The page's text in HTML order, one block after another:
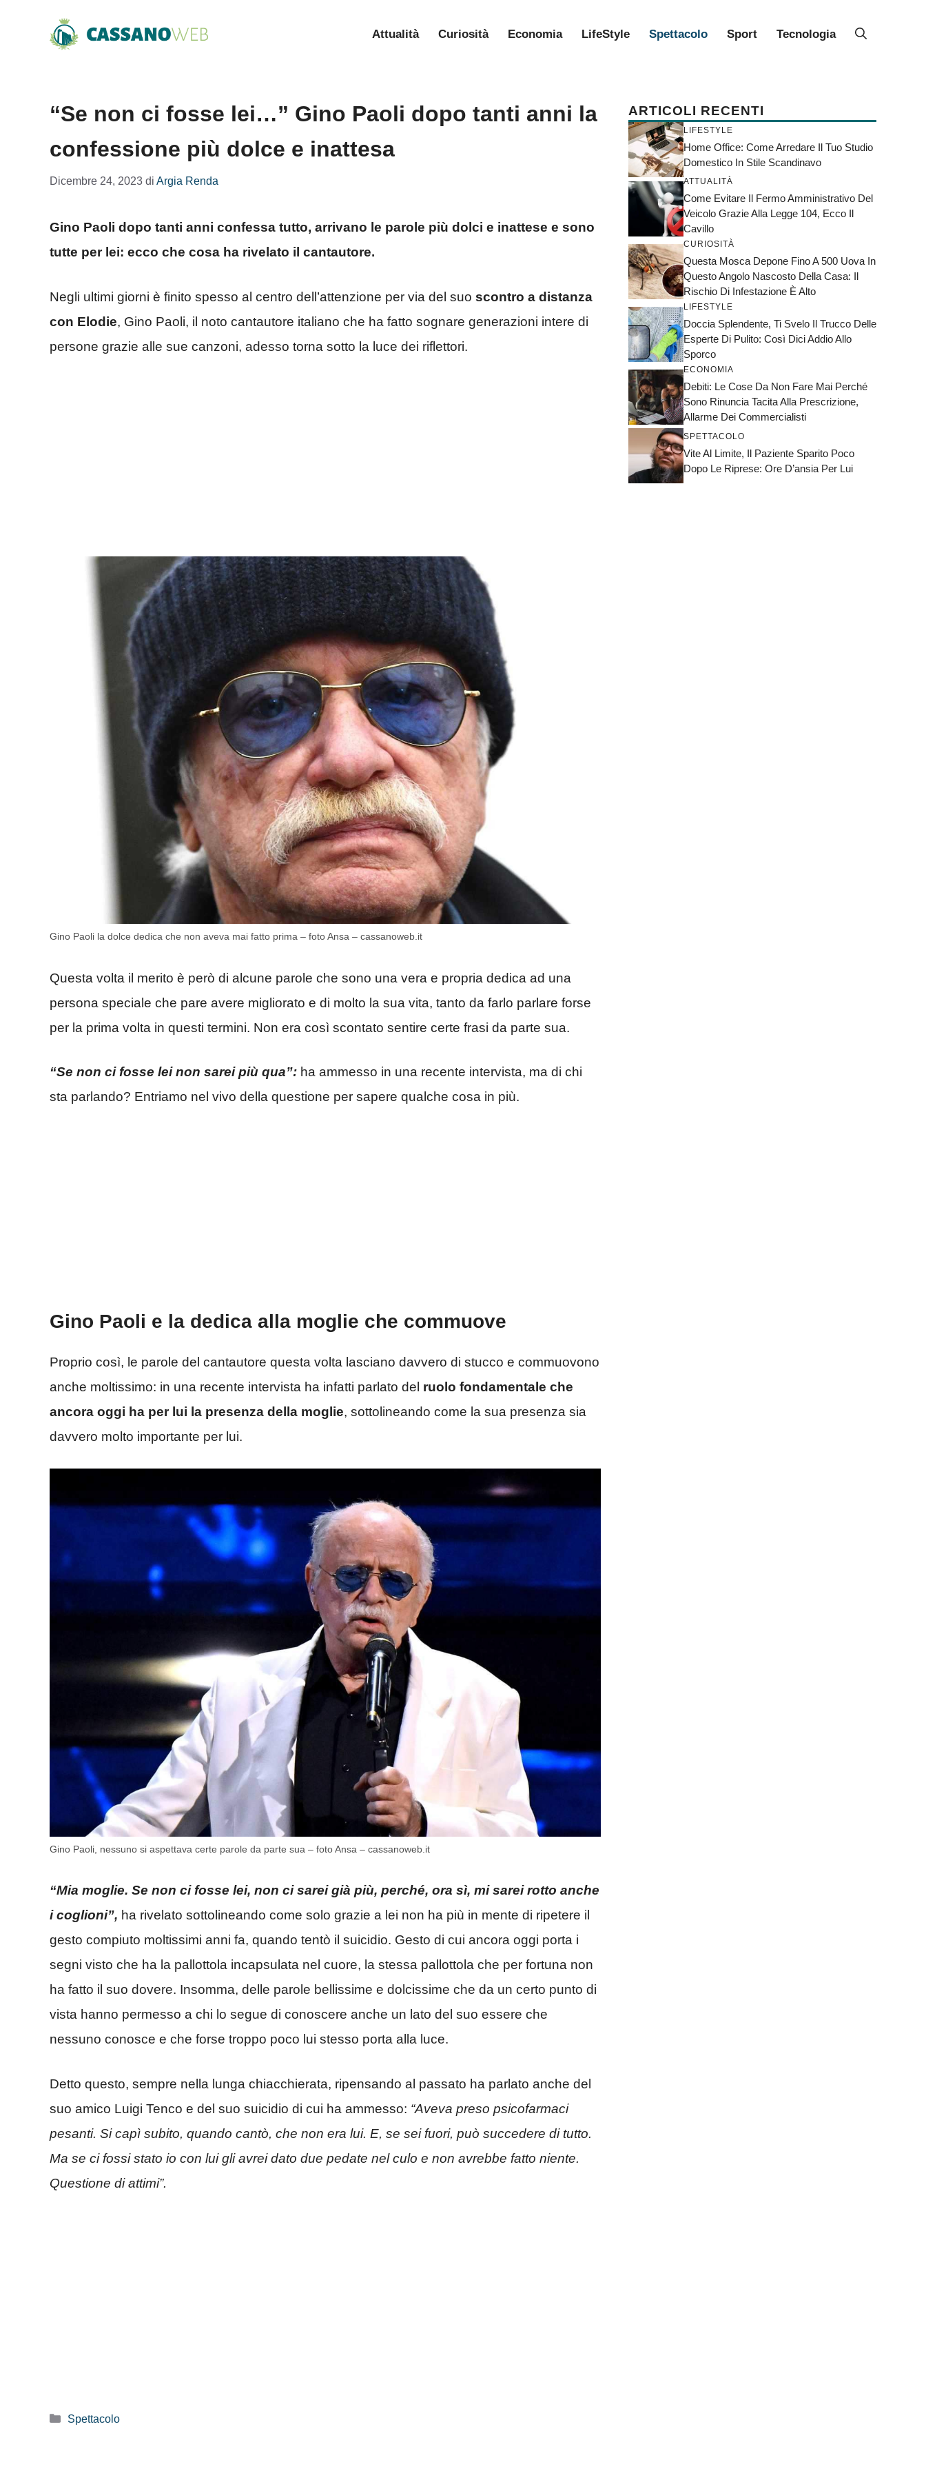
Attualità Curiosità Economia LifeStyle Spettacolo Sport Tecnologia
“Se non ci fosse lei…” Gino Paoli dopo tanti anni la
confessione più dolce e inattesa
Dicembre 24, 2023 di Argia Renda
Gino Paoli dopo tanti anni confessa tutto, arrivano le parole più dolci e inattese e sono
tutte per lei: ecco che cosa ha rivelato il cantautore.
Negli ultimi giorni è finito spesso al centro dell’attenzione per via del suo scontro a distanza
con Elodie, Gino Paoli, il noto cantautore italiano che ha fatto sognare generazioni intere di
persone grazie alle sue canzoni, adesso torna sotto la luce dei riflettori.
Gino Paoli la dolce dedica che non aveva mai fatto prima – foto Ansa – cassanoweb.it
Questa volta il merito è però di alcune parole che sono una vera e propria dedica ad una
persona speciale che pare avere migliorato e di molto la sua vita, tanto da farlo parlare forse
per la prima volta in questi termini. Non era così scontato sentire certe frasi da parte sua.
“Se non ci fosse lei non sarei più qua”: ha ammesso in una recente intervista, ma di chi
sta parlando? Entriamo nel vivo della questione per sapere qualche cosa in più.
Gino Paoli e la dedica alla moglie che commuove
Proprio così, le parole del cantautore questa volta lasciano davvero di stucco e commuovono
anche moltissimo: in una recente intervista ha infatti parlato del ruolo fondamentale che
ancora oggi ha per lui la presenza della moglie, sottolineando come la sua presenza sia
davvero molto importante per lui.
Gino Paoli, nessuno si aspettava certe parole da parte sua – foto Ansa – cassanoweb.it
“Mia moglie. Se non ci fosse lei, non ci sarei già più, perché, ora sì, mi sarei rotto anche
i coglioni”, ha rivelato sottolineando come solo grazie a lei non ha più in mente di ripetere il
gesto compiuto moltissimi anni fa, quando tentò il suicidio. Gesto di cui ancora oggi porta i
segni visto che ha la pallottola incapsulata nel cuore, la stessa pallottola che per fortuna non
ha fatto il suo dovere. Insomma, delle parole bellissime e dolcissime che da un certo punto di
vista hanno permesso a chi lo segue di conoscere anche un lato del suo essere che
nessuno conosce e che forse troppo poco lui stesso porta alla luce.
Detto questo, sempre nella lunga chiacchierata, ripensando al passato ha parlato anche del
suo amico Luigi Tenco e del suo suicidio di cui ha ammesso: “Aveva preso psicofarmaci
pesanti. Si capì subito, quando cantò, che non era lui. E, se sei fuori, può succedere di tutto.
Ma se ci fossi stato io con lui gli avrei dato due pedate nel culo e non avrebbe fatto niente.
Questione di attimi”.
Categorie
Spettacolo
ARTICOLI RECENTI
LIFESTYLE
Home Office: Come Arredare Il Tuo Studio
Domestico In Stile Scandinavo
ATTUALITÀ
Come Evitare Il Fermo Amministrativo Del
Veicolo Grazie Alla Legge 104, Ecco Il
Cavillo
CURIOSITÀ
Questa Mosca Depone Fino A 500 Uova In
Questo Angolo Nascosto Della Casa: Il
Rischio Di Infestazione È Alto
LIFESTYLE
Doccia Splendente, Ti Svelo Il Trucco Delle
Esperte Di Pulito: Così Dici Addio Allo
Sporco
ECONOMIA
Debiti: Le Cose Da Non Fare Mai Perché
Sono Rinuncia Tacita Alla Prescrizione,
Allarme Dei Commercialisti
SPETTACOLO
Vite Al Limite, Il Paziente Sparito Poco
Dopo Le Riprese: Ore D’ansia Per Lui